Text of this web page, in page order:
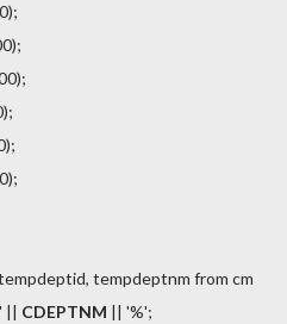
tempdeptnm from cm
|| CDEPTNM || '%';